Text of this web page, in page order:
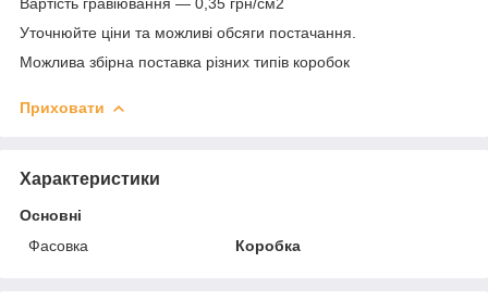
Уточнюйте ціни та можливі обсяги постачання.
Можлива збірна поставка різних типів коробок
Приховати
Характеристики
Основні
Фасовка
Коробка